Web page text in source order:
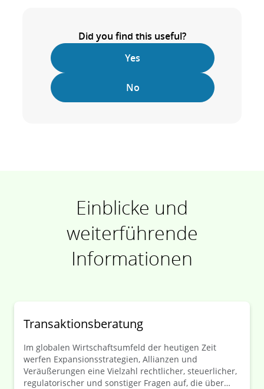
Did you find this useful?
Yes
No
Einblicke und
weiterführende
Informationen
Transaktionsberatung
Im globalen Wirtschaftsumfeld der heutigen Zeit
werfen Expansionsstrategien, Allianzen und
Veräußerungen eine Vielzahl rechtlicher, steuerlicher,
regulatorischer und sonstiger Fragen auf, die über